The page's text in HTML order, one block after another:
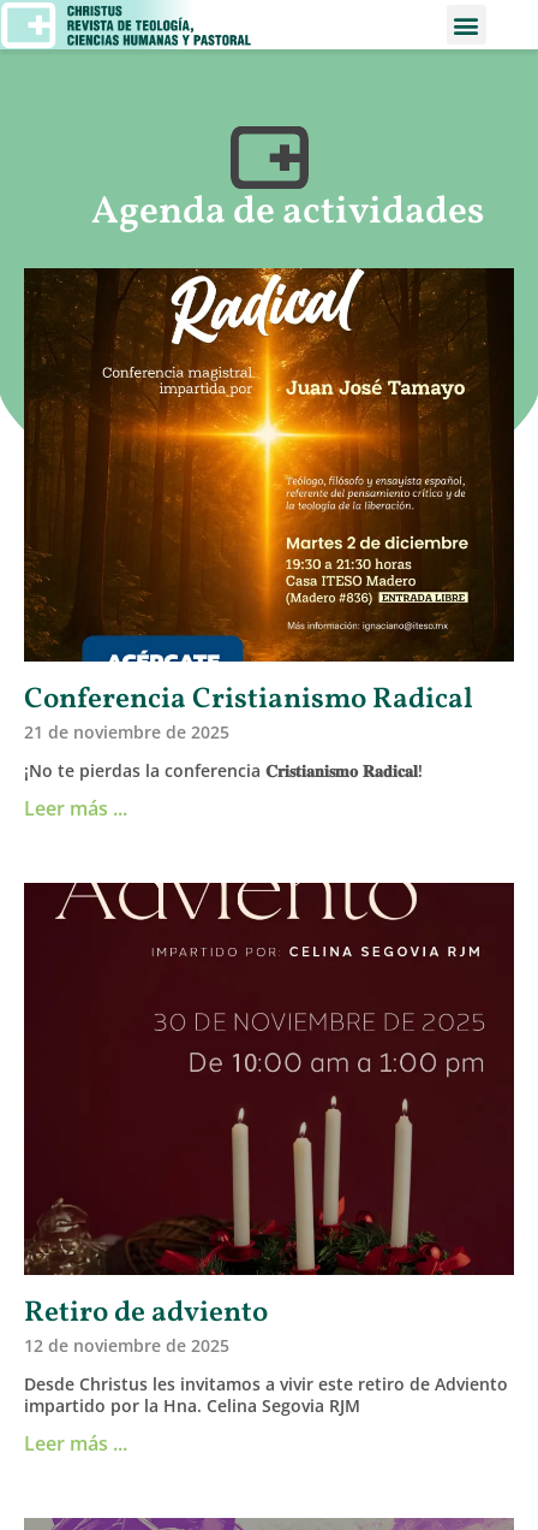
Agenda de actividades
Conferencia Cristianismo Radical
21 de noviembre de 2025
¡No te pierdas la conferencia 𝐂𝐫𝐢𝐬𝐭𝐢𝐚𝐧𝐢𝐬𝐦𝐨 𝐑𝐚𝐝𝐢𝐜𝐚𝐥!
Leer más ...
Retiro de adviento
12 de noviembre de 2025
Desde Christus les invitamos a vivir este retiro de Adviento
impartido por la Hna. Celina Segovia RJM
Leer más ...